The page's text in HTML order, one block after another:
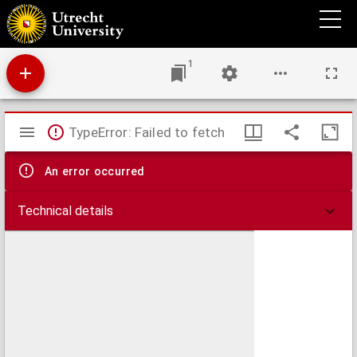
Honderd wiskundige en wetenschappelijke vragen en antwoorden, tot nut en vermaak
: die op eene eenvoudige wijze beantwoord worden, ten dienste van alle standen, en tot
nuttig vermaak in gezelschappen.
1
Mirador
viewer
TypeError: Failed to fetch
An error occurred
Technical details